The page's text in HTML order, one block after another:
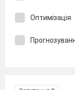
Оптимізація